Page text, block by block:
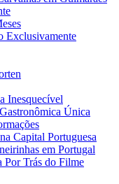
Exclusivamente
Inesquecível
Única
Capital Portuguesa
em Portugal
Por Trás do Filme